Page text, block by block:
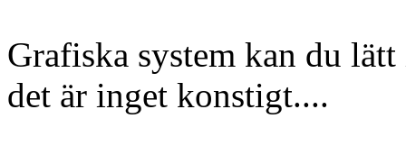
Grafiska system kan du
det är inget konstigt....